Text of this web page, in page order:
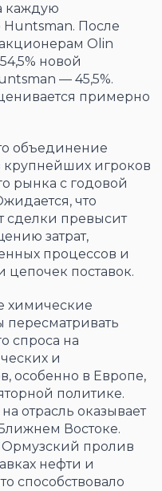
каждую
После
Olin
новой
— 45,5%.
примерно
объединение
крупнейших игроков
рынка с годовой
что
сделки превысит
затрат,
процессов и
поставок.
химические
спроса на
и
особенно в Европе,
политике.
отрасль оказывает
Востоке.
Ормузский пролив
нефти и
способствовало